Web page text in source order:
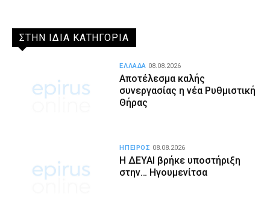
ΣΤΗΝ ΙΔΙΑ ΚΑΤΗΓΟΡΙΑ
Αποτέλεσμα καλής
συνεργασίας η νέα Ρυθμιστική
Θήρας
ΕΛΛΑΔΑ 08.08.2026
Η ΔΕΥΑΙ βρήκε υποστήριξη
στην… Ηγουμενίτσα
ΗΠΕΙΡΟΣ 08.08.2026